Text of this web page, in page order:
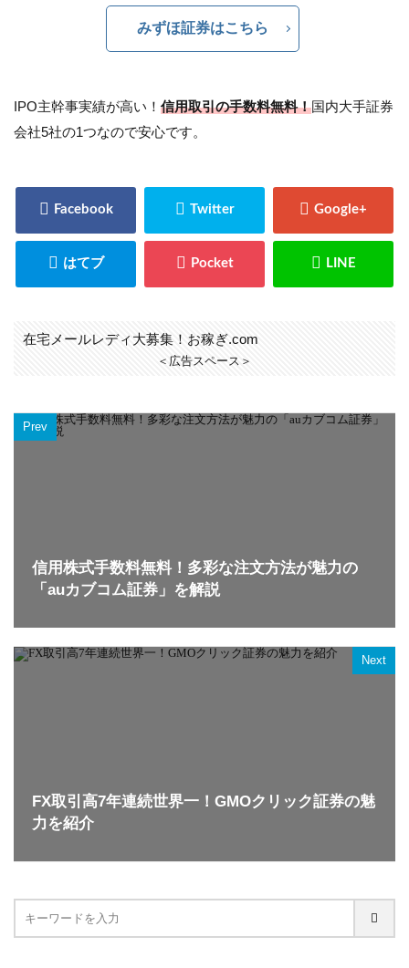
みずほ証券はこちら
IPO主幹事実績が高い！ 信用取引の手数料無料！国内大手証券
会社5社の1つなので安心です。
在宅メールレディ大募集！お稼ぎ.com
＜広告スペース＞
Prev
信用株式手数料無料！多彩な注文方法が魅力の
「auカブコム証券」を解説
Next
FX取引高7年連続世界一！GMOクリック証券の魅
力を紹介